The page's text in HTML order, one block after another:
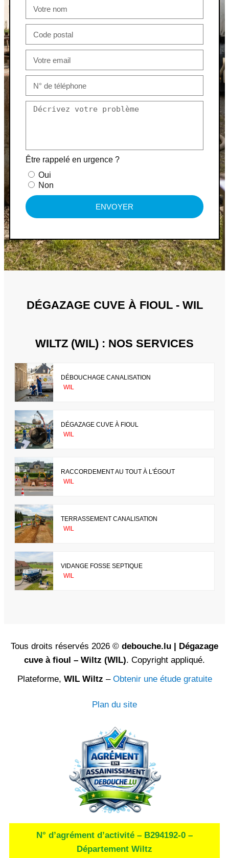
Être rappelé en urgence ?
Oui
Non
ENVOYER
DÉGAZAGE CUVE À FIOUL - WIL
WILTZ (WIL) : NOS SERVICES
DÉBOUCHAGE CANALISATION
WIL
DÉGAZAGE CUVE À FIOUL
WIL
RACCORDEMENT AU TOUT À L'ÉGOUT
WIL
TERRASSEMENT CANALISATION
WIL
VIDANGE FOSSE SEPTIQUE
WIL
Tous droits réservés 2026 © debouche.lu | Dégazage
cuve à fioul – Wiltz (WIL). Copyright appliqué.
Plateforme, WIL Wiltz – Obtenir une étude gratuite
Plan du site
N° d’agrément d’activité – B294192-0 –
Département Wiltz